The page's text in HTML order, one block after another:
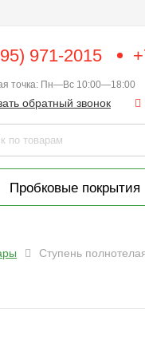
971-2015
точка: Пн—Вс 10:00—18:00
обратный звонок
Пробковые покрытия
Ступень